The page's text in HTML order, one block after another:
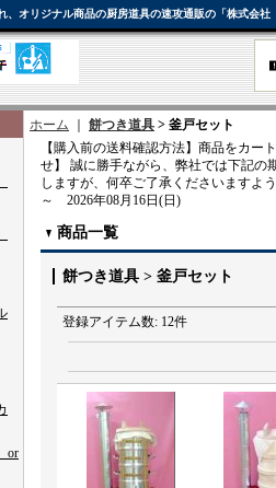
、オリジナル商品の厨房道具の速攻通販の「株式会
or
ホーム 餅つき道具 > 釜戸セット
【購入前の送料確認方法】商品をカ
せ】 誠に勝手ながら、弊社では下記の
しますが、何卒ご了承くださいます
～ 2026年08月16日(日)
商品一覧
餅つき道具 > 釜戸セット
登録アイテム数: 12件